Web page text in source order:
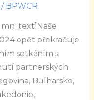
BPWCR
opět překračuje
setkáním s
partnerských
Bulharsko,